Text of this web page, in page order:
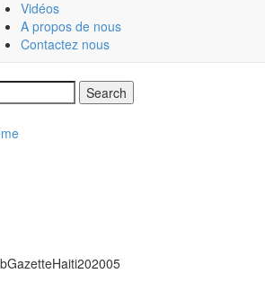
Vidéos
A propos de nous
Contactez nous